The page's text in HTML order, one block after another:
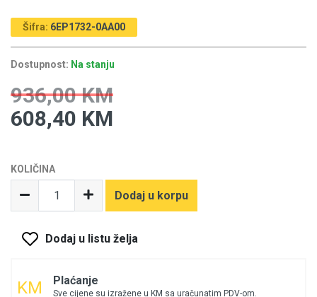
Šifra: 6EP1732-0AA00
Dostupnost: Na stanju
936,00 KM
608,40 KM
KOLIČINA
Dodaj u korpu
Dodaj u listu želja
Plaćanje
Sve cijene su izražene u KM sa uračunatim PDV-om.